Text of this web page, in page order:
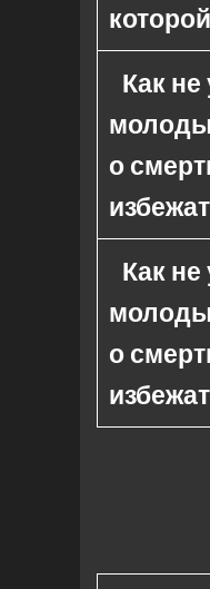
Как
о
Как
о